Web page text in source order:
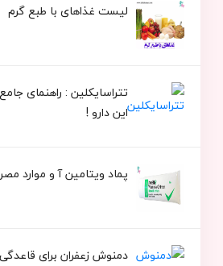
لیست غذاهای با طبع گرم
تتراسایکلین : راهنمای
این دارو !
پماد ویتامین آ و موارد
دمنوش زعفران برای قاعدگی